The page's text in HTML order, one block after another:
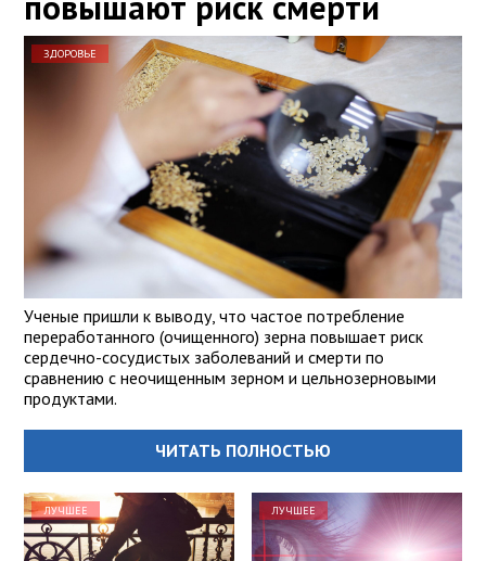
ЗДОРОВЬЕ
Ученые пришли к выводу, что частое потребление
переработанного (очищенного) зерна повышает риск
сердечно-сосудистых заболеваний и смерти по
сравнению с неочищенным зерном и цельнозерновыми
продуктами.
ЧИТАТЬ ПОЛНОСТЬЮ
ЛУЧШЕЕ ЛУЧШЕЕ